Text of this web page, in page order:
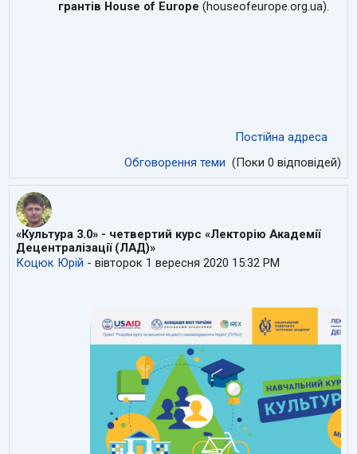
грантів House of Europe (houseofeurope.org.ua).
Постійна адреса
Обговорення теми (Поки 0 відповідей)
«Культура 3.0» - четвертий курс «Лекторію Академії
Децентралізації (ЛАД)»
Коцюк Юрій -вівторок 1 вересня 2020 15:32 PM